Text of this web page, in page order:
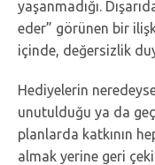
yaşanmadığı.
eder” görünen bir
içinde, değersizlik
Hediyelerin
unutulduğu ya da
planlarda katkının
almak yerine geri